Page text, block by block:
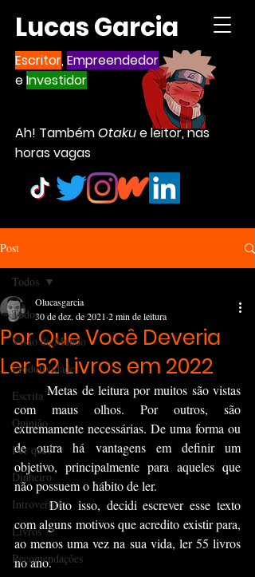
Lucas Garcia
Escritor,Empreendedor
eInvestidor
Ah! TambémOtakue leitor, nas
horas vagas
Post
Todos
Visão de Mundo
Produtividade
Escrita
Opinião
Por que?
Dinheiro
Introvertido
Livros
Recomendações
Todos
Por Que Você Deveria
Ler 52 Livros em 2022
Olucasgarcia
30 de dez. de 2021 2 min de leitura
	Metas de leitura por muitos são vistas
com maus olhos. Por outros, são
extremamente necessárias. De uma forma ou
de outra há vantagens em definir um
objetivo, principalmente para aqueles que
não possuem o hábito de ler.
	Dito isso, decidi escrever esse texto
com alguns motivos que acredito existir para,
ao menos uma vez na sua vida, ler 55 livros
no ano.